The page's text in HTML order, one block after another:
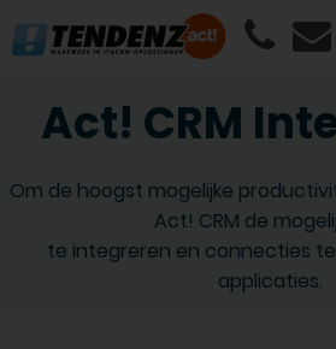
Act! CRM
Om de hoogst mogelijke
Act! CRM de
te integreren en connecties
applicaties.